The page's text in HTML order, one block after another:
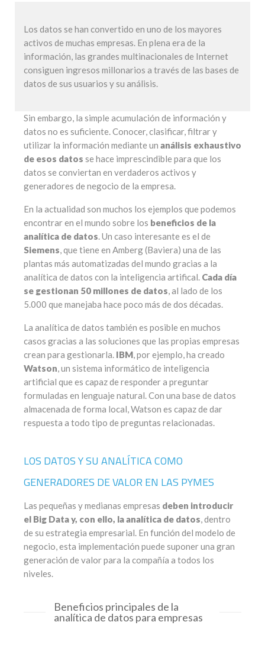
Los datos se han convertido en uno de los mayores
activos de muchas empresas. En plena era de la
información, las grandes multinacionales de Internet
consiguen ingresos millonarios a través de las bases de
datos de sus usuarios y su análisis.
Sin embargo, la simple acumulación de información y
datos no es suficiente. Conocer, clasificar, filtrar y
utilizar la información mediante un análisis exhaustivo
de esos datos se hace imprescindible para que los
datos se conviertan en verdaderos activos y
generadores de negocio de la empresa.
En la actualidad son muchos los ejemplos que podemos
encontrar en el mundo sobre los beneficios de la
analítica de datos. Un caso interesante es el de
Siemens, que tiene en Amberg (Baviera) una de las
plantas más automatizadas del mundo gracias a la
analítica de datos con la inteligencia artifical. Cada día
se gestionan 50 millones de datos, al lado de los
5.000 que manejaba hace poco más de dos décadas.
La analítica de datos también es posible en muchos
casos gracias a las soluciones que las propias empresas
crean para gestionarla. IBM, por ejemplo, ha creado
Watson, un sistema informático de inteligencia
artificial que es capaz de responder a preguntar
formuladas en lenguaje natural. Con una base de datos
almacenada de forma local, Watson es capaz de dar
respuesta a todo tipo de preguntas relacionadas.
LOS DATOS Y SU ANALÍTICA COMO
GENERADORES DE VALOR EN LAS PYMES
Las pequeñas y medianas empresas deben introducir
el Big Data y, con ello, la analítica de datos, dentro
de su estrategia empresarial. En función del modelo de
negocio, esta implementación puede suponer una gran
generación de valor para la compañía a todos los
niveles.
Beneficios principales de la
analítica de datos para empresas